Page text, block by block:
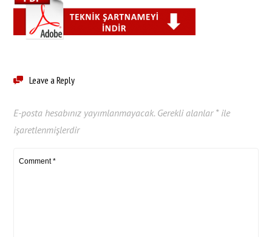
Leave a Reply
E-posta hesabınız yayımlanmayacak. Gerekli alanlar *ile
işaretlenmişlerdir